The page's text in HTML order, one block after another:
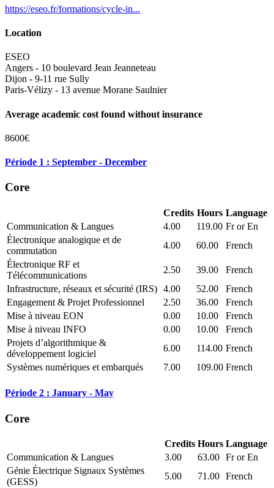
https://eseo.fr/formations/cycle-in...
Location
ESEO
Angers - 10 boulevard Jean Jeanneteau
Dijon - 9-11 rue Sully
Paris-Vélizy - 13 avenue Morane Saulnier
Average academic cost found without insurance
8600€
Période 1 : September - December
Core
Credits Hours Language
Communication & Langues
4.00 119.00 Fr or En
Électronique analogique et de
commutation
4.00 60.00
French
Électronique RF et
Télécommunications
2.50 39.00
French
Infrastructure, réseaux et sécurité (IRS) 4.00 52.00
French
Engagement & Projet Professionnel
2.50 36.00
French
Mise à niveau EON
0.00 10.00
French
Mise à niveau INFO
0.00 10.00
French
Projets d’algorithmique &
développement logiciel
6.00 114.00 French
Systèmes numériques et embarqués
7.00 109.00 French
Période 2 : January - May
Core
Credits Hours Language
Communication & Langues
3.00 63.00 Fr or En
Génie Électrique Signaux Systèmes
(GESS)
5.00 71.00 French